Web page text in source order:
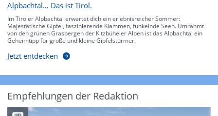
Alpbachtal… Das ist Tirol.
Im Tiroler Alpbachtal erwartet dich ein erlebnisreicher Sommer:
Majestätische Gipfel, faszinierende Klammen, funkelnde Seen. Umrahmt
von den grünen Grasbergen der Kitzbüheler Alpen ist das Alpbachtal ein
Geheimtipp für große und kleine Gipfelstürmer.
Jetzt entdecken
Empfehlungen der Redaktion